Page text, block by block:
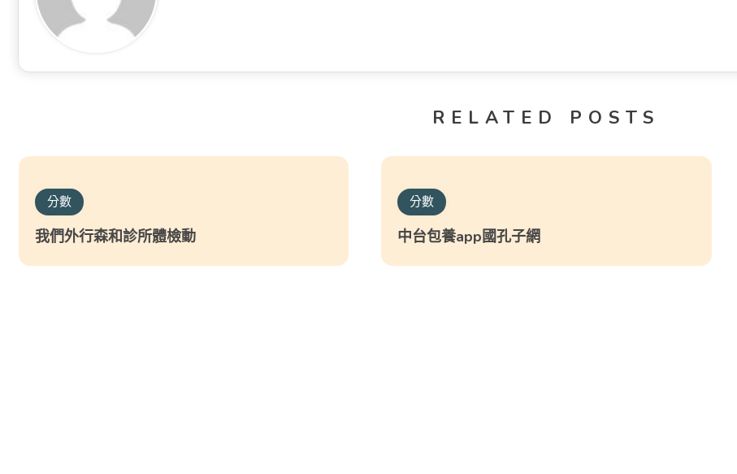
RELATED POSTS
分數
我們外行森和診所體檢動
分數
中台包養app國孔子網